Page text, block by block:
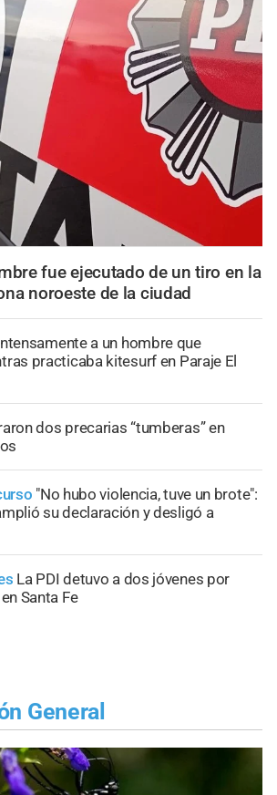
fue ejecutado de un tiro en la
noroeste de la ciudad
a un hombre que
practicaba kitesurf en Paraje El
dos precarias “tumberas” en
"No hubo violencia, tuve un brote":
su declaración y desligó a
La PDI detuvo a dos jóvenes por
Santa Fe
General